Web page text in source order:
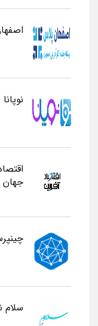
نوپانا
جهان
سلام